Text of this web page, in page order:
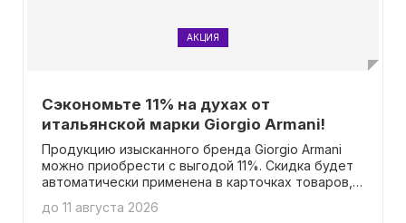
АКЦИЯ
Сэкономьте 11% на духах от
итальянской марки Giorgio Armani!
Продукцию изысканного бренда Giorgio Armani
можно приобрести с выгодой 11%. Скидка будет
автоматически применена в карточках товаров,
Не упустите возможность заказать элегантную
до 11 августа 2026